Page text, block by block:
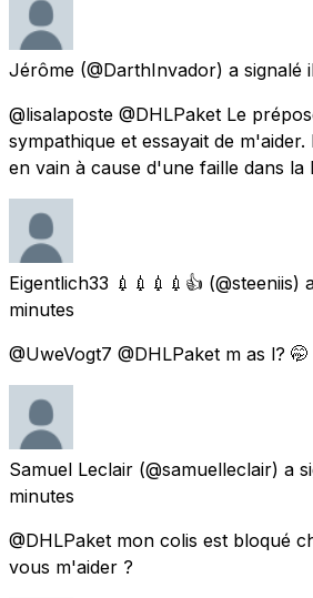
Jérôme (@DarthInvador) a signalé
@lisalaposte @DHLPaket Le
sympathique et essayait de
en vain à cause d'une faille dans la
Eigentlich33 💉💉💉💉👍 (@steeniis)
minutes
@UweVogt7 @DHLPaket m as l? 🤭
Samuel Leclair (@samuelleclair) a
minutes
@DHLPaket mon colis est bloqué
vous m'aider ?